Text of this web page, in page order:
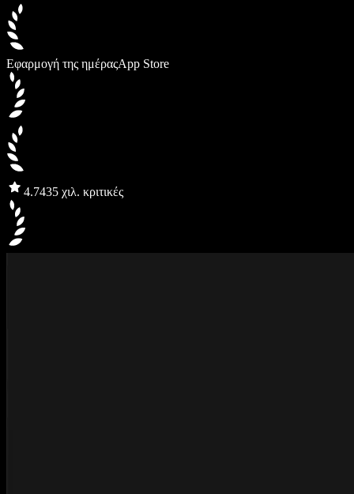
Εφαρμογή της ημέραςApp Store
4.7435 χιλ. κριτικές